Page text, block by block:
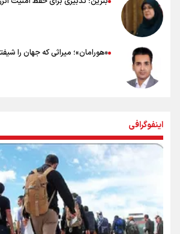
«هورامان»؛ میراثی که جهان را
رسانه ملی و حق مردم برای
روایت ایران از کنار مردم
اینفوگرافی